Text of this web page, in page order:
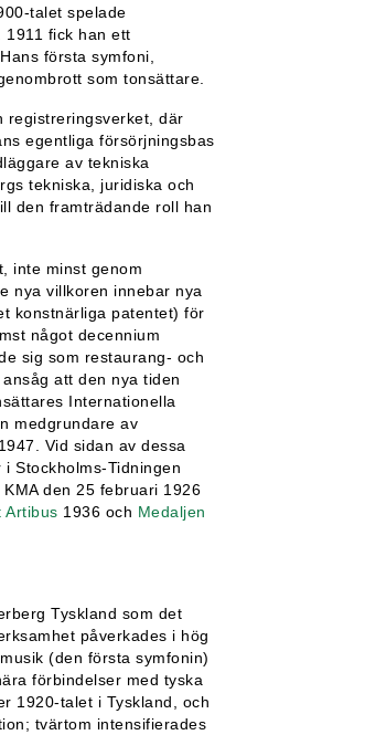
talet spelade
fick han ett
första symfoni,
som tonsättare.
registreringsverket, där
egentliga försörjningsbas
av tekniska
tekniska, juridiska och
den framträdande roll han
inte minst genom
nya villkoren innebar nya
konstnärliga patentet) för
något decennium
sig som restaurang- och
att den nya tiden
Internationella
medgrundare av
Vid sidan av dessa
Stockholms-Tidningen
den 25 februari 1926
Artibus 1936 och Medaljen
Tyskland som det
påverkades i hög
(den första symfonin)
förbindelser med tyska
1920-talet i Tyskland, och
tvärtom intensifierades